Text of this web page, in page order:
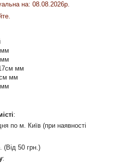
на: 08.08.2026р.
мм
мм
:
по м. Київ (при наявності
(Від 50 грн.)
: